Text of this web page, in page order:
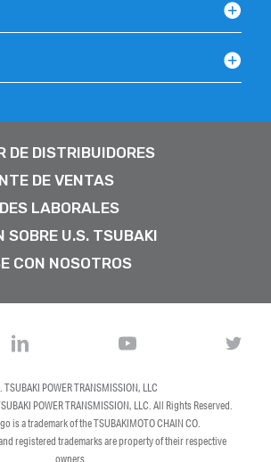
DE DISTRIBUIDORES
DE VENTAS
LABORALES
SOBRE U.S. TSUBAKI
CON NOSOTROS
TSUBAKI POWER TRANSMISSION, LLC
POWER TRANSMISSION, LLC. All Rights Reserved.
is a trademark of the TSUBAKIMOTO CHAIN CO.
registered trademarks are property of their respective
owners.